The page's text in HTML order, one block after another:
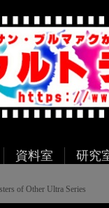
資料室 研究
of Other Ultra Series